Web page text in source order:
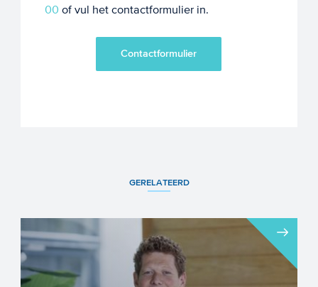
00 of vul het contactformulier in.
Contactformulier
GERELATEERD